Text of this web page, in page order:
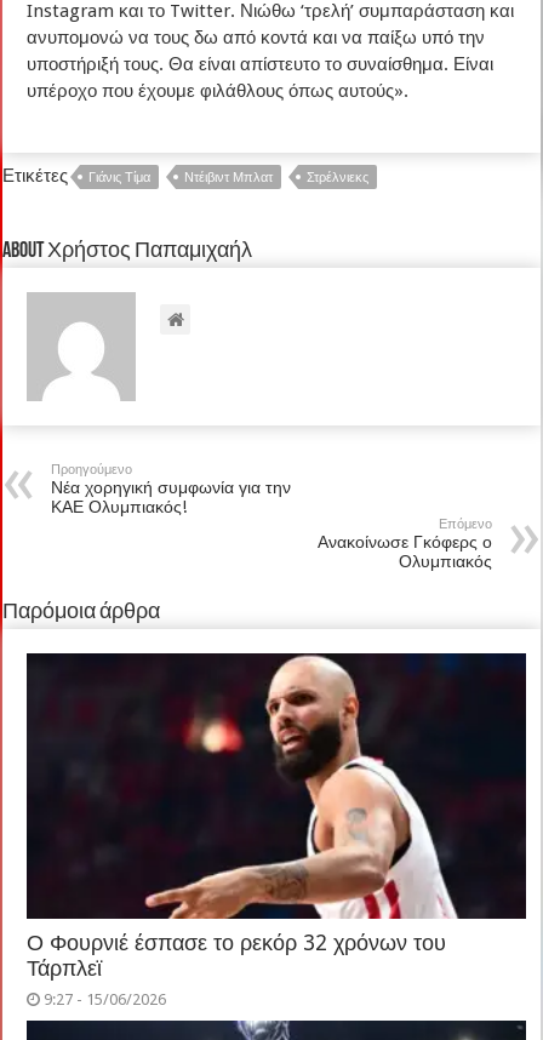
Instagram και το Twitter. Νιώθω ‘τρελή’ συμπαράσταση και
ανυπομονώ να τους δω από κοντά και να παίξω υπό την
υποστήριξή τους. Θα είναι απίστευτο το συναίσθημα. Είναι
υπέροχο που έχουμε φιλάθλους όπως αυτούς».
Ετικέτες Γιάνις Τίμα Ντέιβιντ Μπλατ Στρέλνιεκς
About Χρήστος Παπαμιχαήλ
Προηγούμενο
Νέα χορηγική συμφωνία για την
ΚΑΕ Ολυμπιακός!
Επόμενο
Ανακοίνωσε Γκόφερς ο
Ολυμπιακός
Παρόμοια άρθρα
Ο Φουρνιέ έσπασε το ρεκόρ 32 χρόνων του
Τάρπλεϊ
9:27 - 15/06/2026